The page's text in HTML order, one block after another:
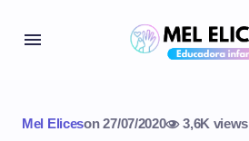
Mel Eliceson 27/07/2020 3,6K views